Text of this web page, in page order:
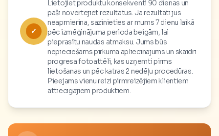
✓
Lietojiet produktu konsekventi 90 dienas un
paši novērtējiet rezultātus. Ja rezultāti jūs
neapmierina, sazinieties ar mums 7 dienu laikā
pēc izmēģinājuma perioda beigām, lai
pieprasītu naudas atmaksu. Jums būs
nepieciešams pirkuma apliecinājums un skaidri
progresa fotoattēli, kas uzņemti pirms
lietošanas un pēc katras 2 nedēļu procedūras.
Pieejams vienu reizi pirmreizējiem klientiem
attiecīgajiem produktiem.